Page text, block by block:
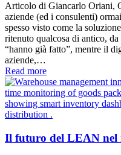
Articolo di Giancarlo Oriani,
aziende (ed i consulenti)
spesso visto come la
ritenuto qualcosa di antico,
“hanno già fatto”, mentre il
aziende,…
Read more
Il futuro del LEAN nel